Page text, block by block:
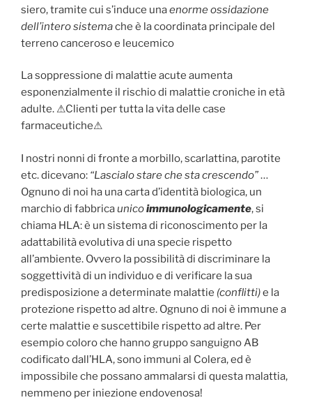
siero, tramite cui s’induce unaenorme ossidazione
dell’intero sistemache è la coordinata principale del
terreno canceroso e leucemico
La soppressione di malattie acute aumenta
esponenzialmente il rischio di malattie croniche in età
adulte. ⚠Clienti per tutta la vita delle case
farmaceutiche⚠
I nostri nonni di fronte a morbillo, scarlattina, parotite
etc. dicevano: “Lascialo stare che sta crescendo”…
Ognuno di noi ha una carta d’identità biologica, un
marchio di fabbricaunicoimmunologicamente, si
chiama HLA: è un sistema di riconoscimento per la
adattabilità evolutiva di una specie rispetto
all’ambiente. Ovvero la possibilità di discriminare la
soggettività di un individuo e di verificare la sua
predisposizione a determinate malattie (conflitti)e la
protezione rispetto ad altre. Ognuno di noi è immune a
certe malattie e suscettibile rispetto ad altre. Per
esempio coloro che hanno gruppo sanguigno AB
codificato dall’HLA, sono immuni al Colera, ed è
impossibile che possano ammalarsi di questa malattia,
nemmeno per iniezione endovenosa!